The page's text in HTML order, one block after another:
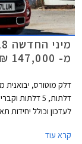
מ- 147,000 ₪
דלתות, 5
מעתה תאורת כניסה
קרא עוד